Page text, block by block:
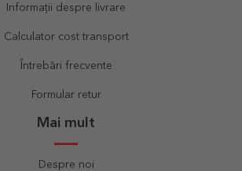
Informații despre livrare
Calculator cost transport
Întrebări frecvente
Formular retur
Mai mult
Despre noi